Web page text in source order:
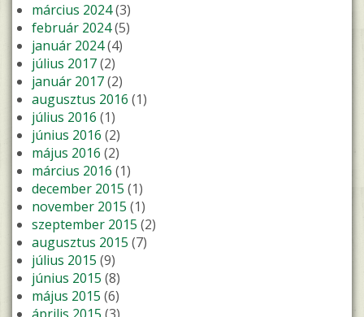
március 2024(3)
február 2024(5)
január 2024(4)
július 2017(2)
január 2017(2)
augusztus 2016 (1)
július 2016 (1)
június 2016 (2)
május 2016 (2)
március 2016 (1)
december 2015 (1)
november 2015 (1)
szeptember 2015 (2)
augusztus 2015 (7)
július 2015 (9)
június 2015 (8)
május 2015 (6)